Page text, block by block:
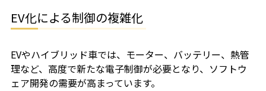
EV化による制御の複雑化
EVやハイブリッド車では、モーター、バッテリー、熱管
理など、高度で新たな電子制御が必要となり、ソフトウ
ェア開発の需要が高まっています。